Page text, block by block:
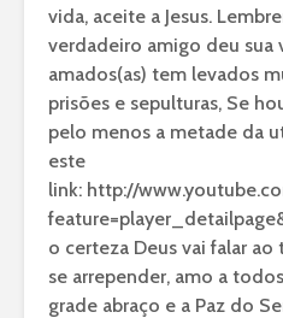
vida, aceite a Jesus.
verdadeiro amigo deu sua
amados(as) tem levados
prisões e sepulturas, Se
pelo menos a metade da
este
link: http://
o certeza Deus vai falar
se arrepender, amo a
grade abraço e a Paz do